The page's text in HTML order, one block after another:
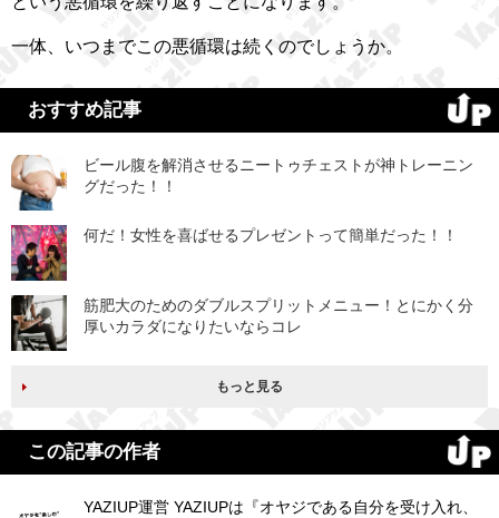
一体、いつまでこの悪循環は続くのでしょうか。
おすすめ記事
ビール腹を解消させるニートゥチェストが神トレーニン
グだった！！
何だ！女性を喜ばせるプレゼントって簡単だった！！
筋肥大のためのダブルスプリットメニュー！とにかく分
厚いカラダになりたいならコレ
もっと見る
この記事の作者
YAZIUP運営 YAZIUPは『オヤジである自分を受け入れ、